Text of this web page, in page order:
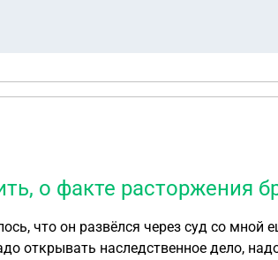
о факте расторжения
что он развёлся через суд со мной
открывать наследственное дело,